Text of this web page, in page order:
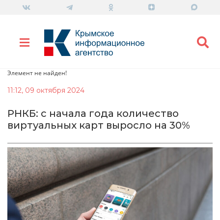
Элемент не найден!
11:12, 09 октября 2024
РНКБ: с начала года количество
виртуальных карт выросло на 30%